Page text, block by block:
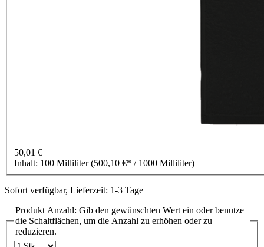
50,01 €
Inhalt: 100 Milliliter(500,10 €* / 1000 Milliliter)
Sofort verfügbar, Lieferzeit: 1-3 Tage
Produkt Anzahl: Gib den gewünschten Wert ein oder benutze
die Schaltflächen, um die Anzahl zu erhöhen oder zu
reduzieren.